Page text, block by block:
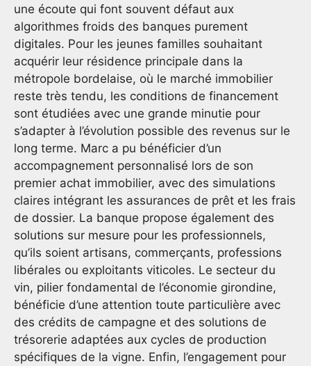
une écoute qui font souvent défaut aux
algorithmes froids des banques purement
digitales. Pour les jeunes familles souhaitant
acquérir leur résidence principale dans la
métropole bordelaise, où le marché immobilier
reste très tendu, les conditions de financement
sont étudiées avec une grande minutie pour
s’adapter à l’évolution possible des revenus sur le
long terme. Marc a pu bénéficier d’un
accompagnement personnalisé lors de son
premier achat immobilier, avec des simulations
claires intégrant les assurances de prêt et les frais
de dossier. La banque propose également des
solutions sur mesure pour les professionnels,
qu’ils soient artisans, commerçants, professions
libérales ou exploitants viticoles. Le secteur du
vin, pilier fondamental de l’économie girondine,
bénéficie d’une attention toute particulière avec
des crédits de campagne et des solutions de
trésorerie adaptées aux cycles de production
spécifiques de la vigne. Enfin, l’engagement pour